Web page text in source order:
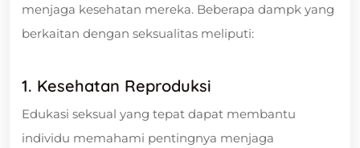
menjaga kesehatan mereka. Beberapa dampk yang
berkaitan dengan seksualitas meliputi:
1. Kesehatan Reproduksi
Edukasi seksual yang tepat dapat membantu
individu memahami pentingnya menjaga